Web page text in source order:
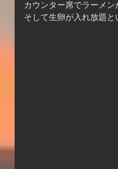
カウンター席でラーメ
そして生卵が入れ放題